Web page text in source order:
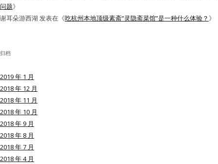
用户名或Email
密码
问题》
谢耳朵游西湖 发表在《吃杭州本地顶级素斋“灵隐斋菜馆”是一种什么体验？ 》
归档
2019 年 1 月
2018 年 12 月
2018 年 11 月
2018 年 10 月
2018 年 9 月
2018 年 8 月
2018 年 7 月
2018 年 4 月